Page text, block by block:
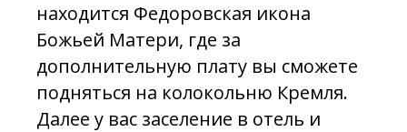
находится Федоровская икона
Божьей Матери, где за
дополнительную плату вы сможете
подняться на колокольню Кремля.
Далее у вас заселение в отель и